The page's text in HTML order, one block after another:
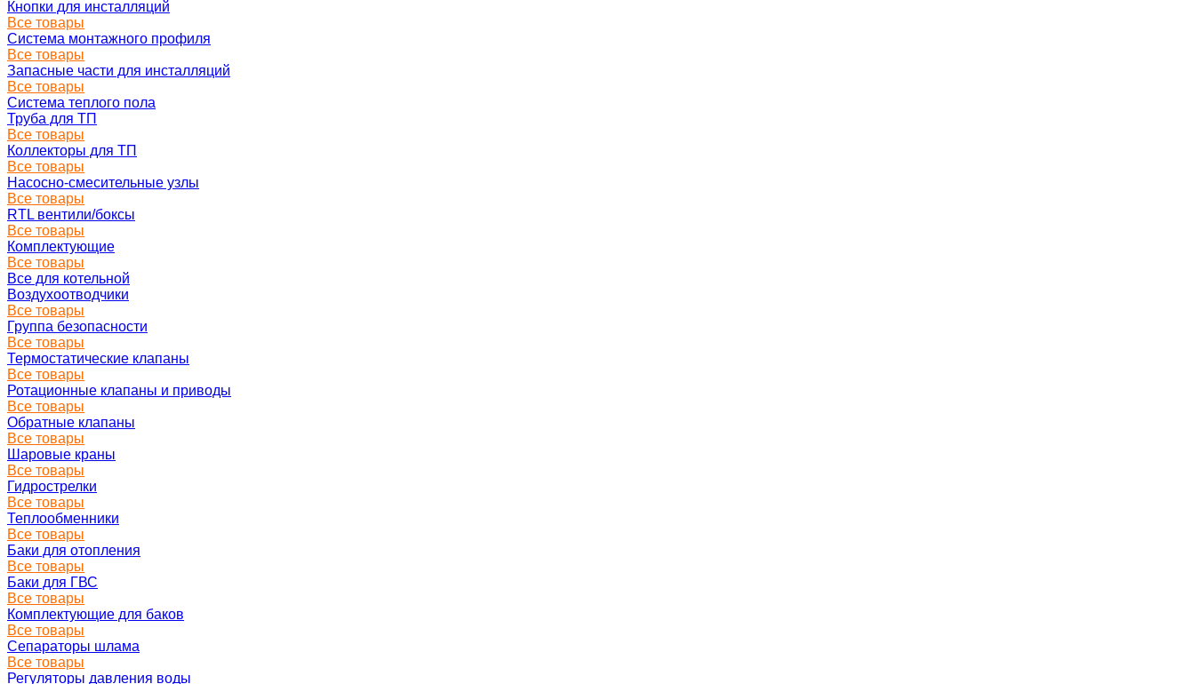
Кнопки для инсталляций
Все товары
Система монтажного профиля
Все товары
Запасные части для инсталляций
Все товары
Система теплого пола
Труба для ТП
Все товары
Коллекторы для ТП
Все товары
Насосно-смесительные узлы
Все товары
RTL вентили/боксы
Все товары
Комплектующие
Все товары
Все для котельной
Воздухоотводчики
Все товары
Группа безопасности
Все товары
Термостатические клапаны
Все товары
Ротационные клапаны и приводы
Все товары
Обратные клапаны
Все товары
Шаровые краны
Все товары
Гидрострелки
Все товары
Теплообменники
Все товары
Баки для отопления
Все товары
Баки для ГВС
Все товары
Комплектующие для баков
Все товары
Сепараторы шлама
Все товары
Регуляторы давления воды